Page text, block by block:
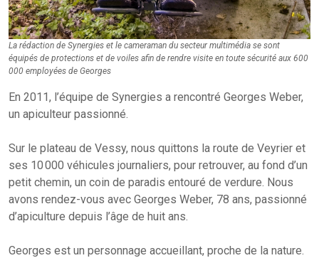
La rédaction de Synergies et le cameraman du secteur multimédia se sont
équipés de protections et de voiles afin de rendre visite en toute sécurité aux 600
000 employées de Georges
En 2011, l’équipe de Synergies a rencontré Georges Weber,
un apiculteur passionné.
Sur le plateau de Vessy, nous quittons la route de Veyrier et
ses 10 000 véhicules journaliers, pour retrouver, au fond d’un
petit chemin, un coin de paradis entouré de verdure. Nous
avons rendez-vous avec Georges Weber, 78 ans, passionné
d’apiculture depuis l’âge de huit ans.
Georges est un personnage accueillant, proche de la nature.